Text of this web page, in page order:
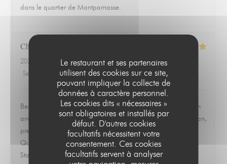
Le restaurant et ses partenaires
utilisent des cookies sur ce site,
pouvant impliquer la collecte de
données à caractère personnel.
Les cookies dits « nécessaires »
sont obligatoires et installés par
défaut. D'autres cookies
facultatifs nécessitent votre
consentement. Ces cookies
facultatifs servent à analyser
dans le quartier de Montparnasse.
Christopher
2026-06-19
- 19:30 - Couverts 2
Service
Ambiance : 5/5 Cuisine: 5/5 Qualité / Prix
Best meal we had in Paris. Ordered the ravioles de Saint Jean
and the quenelle de brochet and both were exceptional. Clean,
precise, and full of flavor without trying to overwork the dish.
Quiet, quaint room that feels tucked away from everything.
Staff was warm, attentive, and never overbearing. This is the